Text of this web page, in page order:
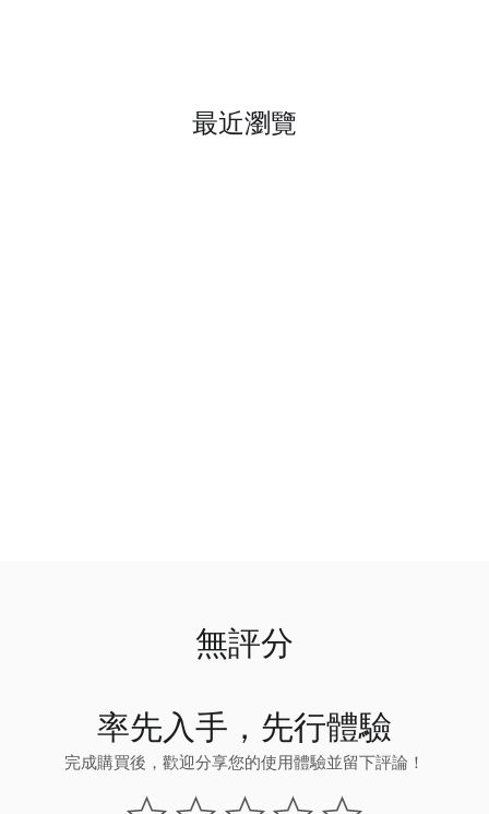
最近瀏覽
無評分
率先入手，先行體驗
完成購買後，歡迎分享您的使用體驗並留下評論！